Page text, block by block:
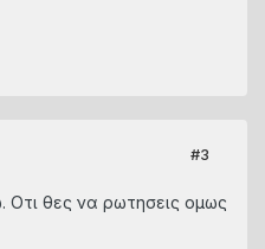
#3
Οτι θες να ρωτησεις ομως